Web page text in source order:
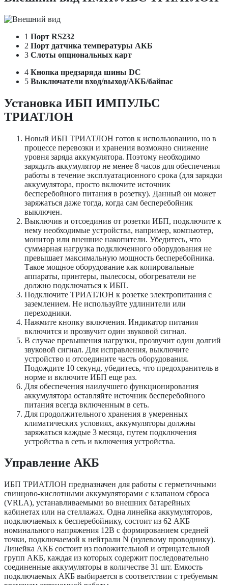
1 Порт RS232
2 Порт датчика температуры АКБ
3 Слоты опциональных карт
4 Кнопка предзаряда шины DC
5 Выключатели вход/выход/АКБ/байпас
Установка ИБП ИМПУЛЬС
ТРИАТЛОН
Новый ИБП ТРИАТЛОН готов к использованию, но в
процессе перевозки и хранения возможно снижение
уровня заряда аккумулятора. Поэтому необходимо
зарядить аккумулятор не менее 8 часов для обеспечения
работы в течение эксплуатационного срока (для зарядки
аккумулятора, просто включите источник
бесперебойного питания в розетку). Данный он может
заряжаться даже тогда, когда сам бесперебойник
выключен.
Выключив и отсоединив от розетки ИБП, подключите к
нему необходимые устройства, например, компьютер,
монитор или внешние накопители. Убедитесь, что
суммарная нагрузка подключенного оборудования не
превышает максимальную мощность бесперебойника.
Такое мощное оборудование как копировальные
аппараты, принтеры, пылесосы, обогреватели не
должно подключаться к ИБП.
Подключите ТРИАТЛОН к розетке электропитания с
заземлением. Не используйте удлинители или
переходники.
Нажмите кнопку включения. Индикатор питания
включится и прозвучит один звуковой сигнал.
В случае превышения нагрузки, прозвучит один долгий
звуковой сигнал. Для исправления, выключите
устройство и отсоедините часть оборудования.
Подождите 10 секунд, убедитесь, что предохранитель в
норме и включите ИБП еще раз.
Для обеспечения наилучшего функционирования
аккумулятора оставляйте источник бесперебойного
питания всегда включенным в сеть.
Для продолжительного хранения в умеренных
климатических условиях, аккумуляторы должны
заряжаться каждые 3 месяца, путем подключения
устройства в сеть и включения устройства.
Управление АКБ
ИБП ТРИАТЛОН предназначен для работы с герметичными
свинцово-кислотными аккумуляторами с клапаном сброса
(VRLA), устанавливаемыми во внешних батарейных
кабинетах или на стеллажах. Одна линейка аккумуляторов,
подключаемых к бесперебойнику, состоит из 62 АКБ
номинального напряжения 12В с формированием средней
точки, подключаемой к нейтрали N (нулевому проводнику).
Линейка АКБ состоит из положительной и отрицательной
групп АКБ, каждая из которых содержит последовательно
соединенные аккумуляторы в количестве 31 шт. Емкость
подключаемых АКБ выбирается в соответствии с требуемым